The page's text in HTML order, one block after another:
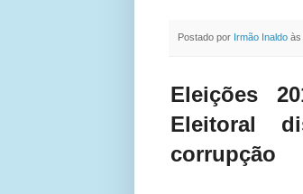
Postado por Irmão Inaldo às
Eleições
Eleitoral
corrupção